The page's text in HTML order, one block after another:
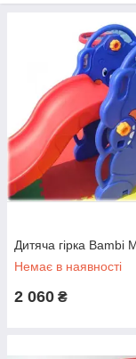
Дитяча гірка Bambi
Немає в наявності
2 060 ₴